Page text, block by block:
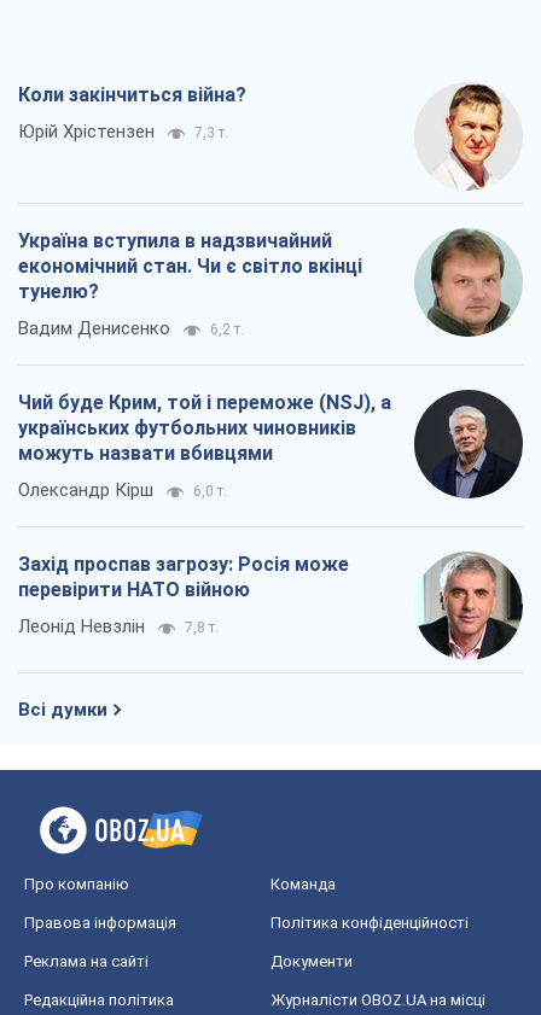
Коли закінчиться війна?
Юрій Хрістензен 7,3 т.
Україна вступила в надзвичайний
економічний стан. Чи є світло вкінці
тунелю?
Вадим Денисенко 6,2 т.
Чий буде Крим, той і переможе (NSJ), а
українських футбольних чиновників
можуть назвати вбивцями
Олександр Кірш 6,0 т.
Захід проспав загрозу: Росія може
перевірити НАТО війною
Леонід Невзлін 7,8 т.
Всі думки
Про компанію Команда
Правова інформація Політика конфіденційності
Реклама на сайті Документи
Редакційна політика
Журналісти OBOZ.UA на місці